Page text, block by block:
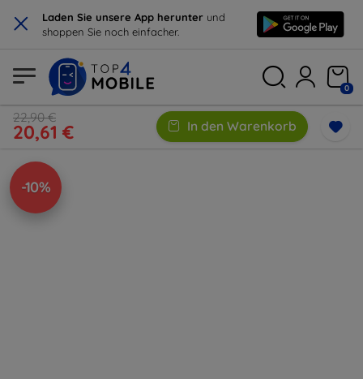
× Laden Sie unsere App herunter und
shoppen Sie noch einfacher.
0
22,90 €
20,61 € In den Warenkorb
-10%